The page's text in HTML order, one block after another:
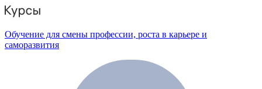
Обучение для смены профессии, роста в карьере и
саморазвития